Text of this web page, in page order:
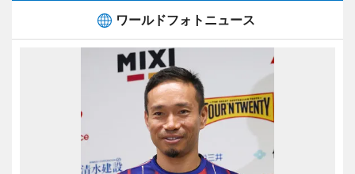
ワールドフォトニュース